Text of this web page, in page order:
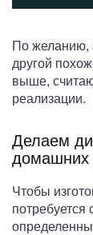
По желанию,
другой
выше,
реализации.
Делаем
домашних
Чтобы